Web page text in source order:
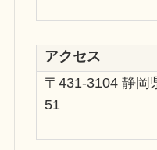
アクセス
〒431-3104 静岡
51